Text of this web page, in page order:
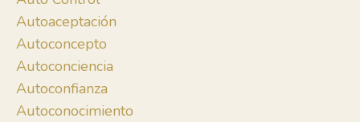
Autoaceptación
Autoconcepto
Autoconciencia
Autoconfianza
Autoconocimiento